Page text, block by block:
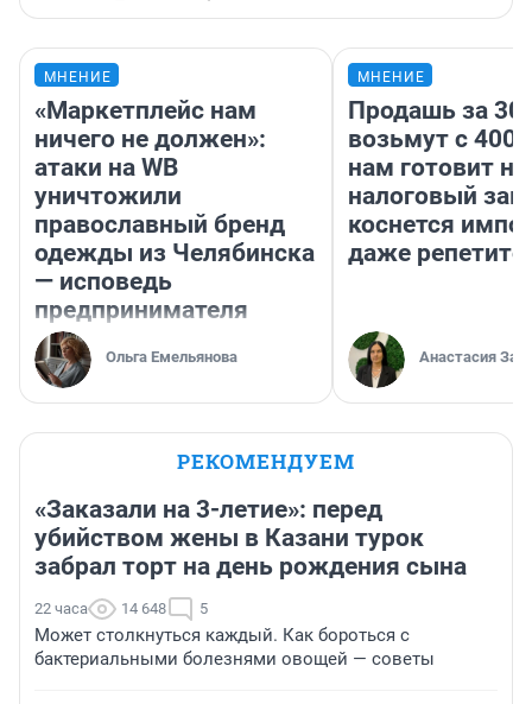
МНЕНИЕ
«Маркетплейс нам
ничего не должен»:
атаки на WB
уничтожили
православный бренд
одежды из Челябинска
— исповедь
предпринимателя
Ольга Емельянова
МНЕНИЕ
Продашь за
возьмут с
нам готовит
налоговый
коснется
даже
Анастасия
РЕКОМЕНДУЕМ
«Заказали на 3-летие»: перед
убийством жены в Казани турок
забрал торт на день рождения сына
22 часа 14 648 5
Может столкнуться каждый. Как бороться с
бактериальными болезнями овощей — советы